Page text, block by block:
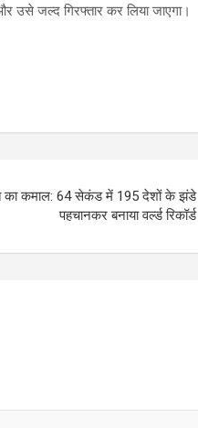
उसे जल्द गिरफ्तार कर लिया जाएगा।
का कमाल: 64 सेकंड में 195 देशों के झंडे
पहचानकर बनाया वर्ल्ड रिकॉर्ड